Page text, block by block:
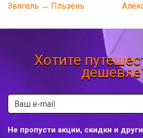
Звягель → Пльзень
Хотите
Не пропусти акции, скидки и